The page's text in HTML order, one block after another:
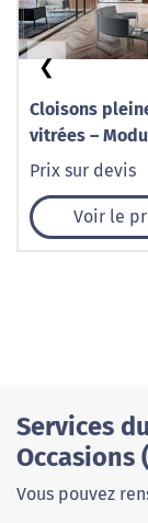
Cloisons
vitrées –
espaces avec
Prix sur devis
Voir le
❮
Services
Occasions
Vous pouvez